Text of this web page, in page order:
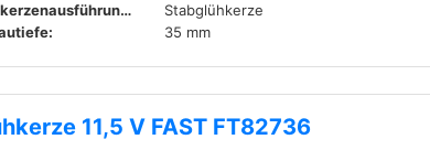
Glühkerzenausführung:
Stabglühkerze
35 mm
11,5 V FAST FT82736